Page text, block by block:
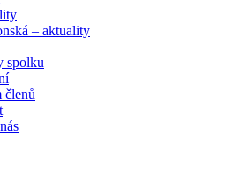
– aktuality
spolku
členů